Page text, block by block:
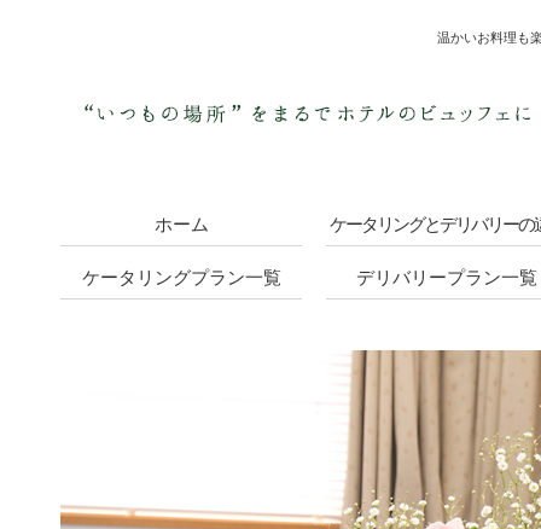
温かいお料理も
ホーム ケータリングとデリバリーの
ケータリングプラン一覧 デリバリープラン一覧